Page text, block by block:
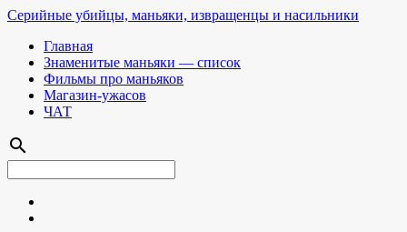
Серийные убийцы, маньяки, извращенцы и насильники
Главная
Знаменитые маньяки — список
Фильмы про маньяков
Магазин-ужасов
ЧАТ
search